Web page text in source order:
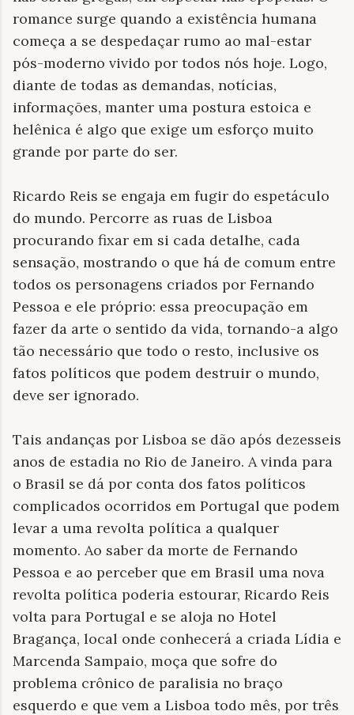
romance surge quando a existência humana
começa a se despedaçar rumo ao mal-estar
pós-moderno vivido por todos nós hoje. Logo,
diante de todas as demandas, notícias,
informações, manter uma postura estoica e
helênica é algo que exige um esforço muito
grande por parte do ser.
Ricardo Reis se engaja em fugir do espetáculo
do mundo. Percorre as ruas de Lisboa
procurando fixar em si cada detalhe, cada
sensação, mostrando o que há de comum entre
todos os personagens criados por Fernando
Pessoa e ele próprio: essa preocupação em
fazer da arte o sentido da vida, tornando-a algo
tão necessário que todo o resto, inclusive os
fatos políticos que podem destruir o mundo,
deve ser ignorado.
Tais andanças por Lisboa se dão após dezesseis
anos de estadia no Rio de Janeiro. A vinda para
o Brasil se dá por conta dos fatos políticos
complicados ocorridos em Portugal que podem
levar a uma revolta política a qualquer
momento. Ao saber da morte de Fernando
Pessoa e ao perceber que em Brasil uma nova
revolta política poderia estourar, Ricardo Reis
volta para Portugal e se aloja no Hotel
Bragança, local onde conhecerá a criada Lídia e
Marcenda Sampaio, moça que sofre do
problema crônico de paralisia no braço
esquerdo e que vem a Lisboa todo mês, por três